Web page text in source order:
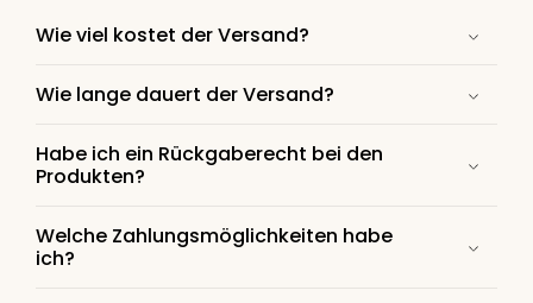
Wie viel kostet der Versand?
Wie lange dauert der Versand?
Habe ich ein Rückgaberecht bei den
Produkten?
Welche Zahlungsmöglichkeiten habe
ich?